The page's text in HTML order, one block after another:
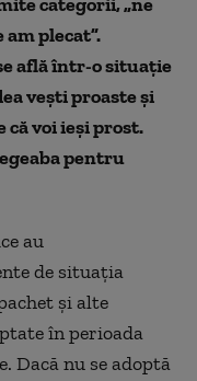
plecat”.
află într-o situație
vești proaste și
că voi ieși prost.
pentru
au
de situația
și alte
în perioada
Dacă nu se adoptă